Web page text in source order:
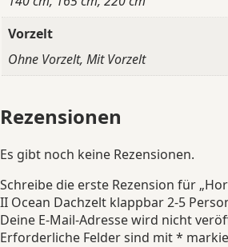
Vorzelt
Ohne Vorzelt, Mit Vorzelt
Rezensionen
Es gibt noch keine Rezensionen.
Schreibe die erste Rezension für
II Ocean Dachzelt klappbar 2-5
Deine E-Mail-Adresse wird nicht
Erforderliche Felder sind mit*